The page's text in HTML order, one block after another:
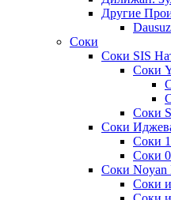
Другие
Dausuz
Соки
Соки SIS
Соки
Соки
Соки
Соки
Соки
Соки Noyan
Соки